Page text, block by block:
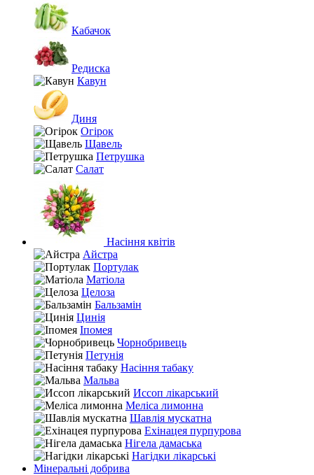
Кабачок
Редиска
Кавун
Диня
Огірок
Щавель
Петрушка
Салат
Насіння квітів
Айстра
Портулак
Матіола
Целоза
Бальзамін
Цинія
Іпомея
Чорнобривець
Петунія
Насіння табаку
Мальва
Иссоп лікарський
Меліса лимонна
Шавлія мускатна
Ехінацея пурпурова
Нігела дамаська
Нагідки лікарські
Мінеральні добрива